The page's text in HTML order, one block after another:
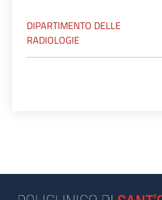
DIPARTIMENTO DELLE
RADIOLOGIE